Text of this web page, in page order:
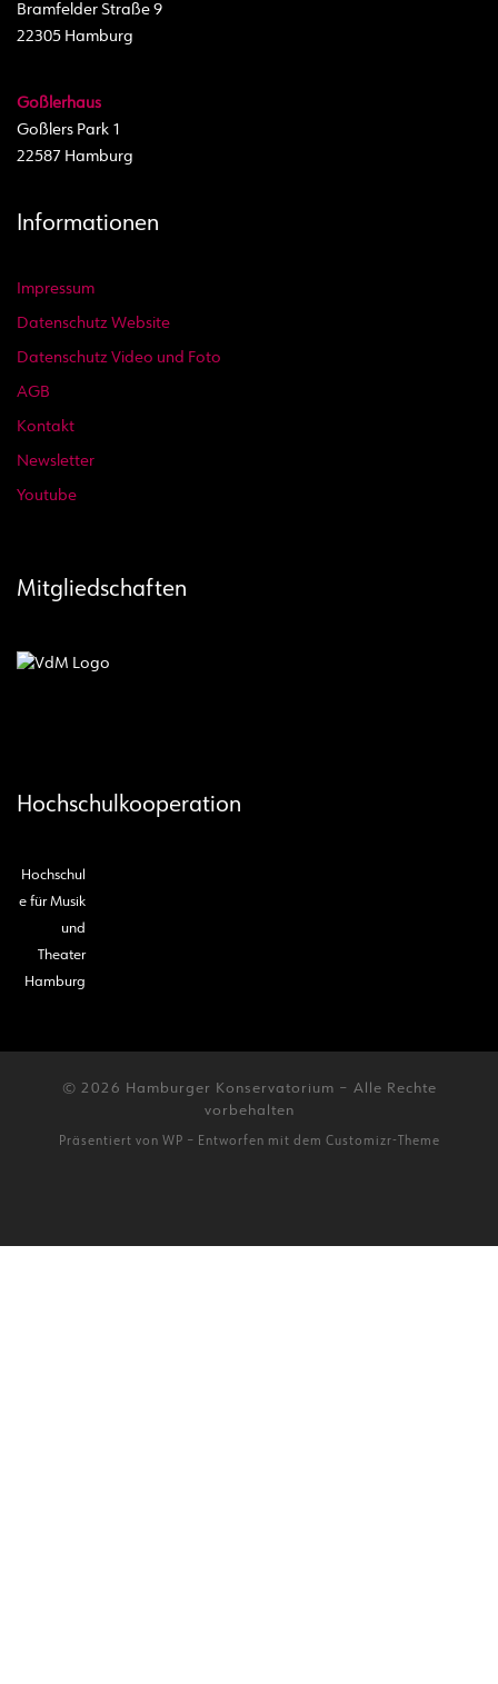
Bramfelder Straße 9
22305 Hamburg
Goßlerhaus
Goßlers Park 1
22587 Hamburg
Informationen
Impressum
Datenschutz Website
Datenschutz Video und Foto
AGB
Kontakt
Newsletter
Youtube
Mitgliedschaften
Hochschulkooperation
Hochschul
e für Musik
und
Theater
Hamburg
© 2026 Hamburger Konservatorium – Alle Rechte
vorbehalten
Präsentiert von WP – Entworfen mit dem Customizr-Theme